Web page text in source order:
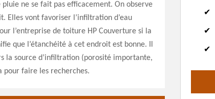
pluie ne se fait pas efficacement. On observe
Elles vont favoriser l’infiltration d’eau
l’entreprise de toiture HP Couverture si la
que l’étanchéité à cet endroit est bonne. Il
la source d’infiltration (porosité importante,
pour faire les recherches.